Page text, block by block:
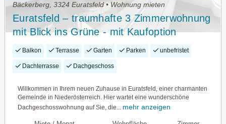
Bäckerberg, 3324 Euratsfeld • Wohnung mieten
Euratsfeld – traumhafte 3 Zimmerwohnung
mit Blick ins Grüne - mit Kaufoption
Balkon Terrasse Garten Parken unbefristet
Dachterrasse Dachgeschoss
Willkommen in Ihrem neuen Zuhause in Euratsfeld, einer charmanten
Gemeinde in Niederösterreich. Hier wartet eine wunderschöne
Dachgeschosswohnung auf Sie, die... mehr anzeigen